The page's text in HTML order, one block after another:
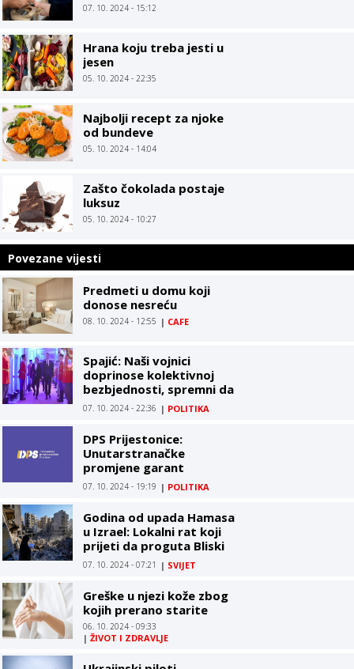
07. 10. 2024 - 15:12
Hrana koju treba jesti u
jesen
05. 10. 2024 - 22:35
Najbolji recept za njoke
od bundeve
05. 10. 2024 - 14:04
Zašto čokolada postaje
luksuz
05. 10. 2024 - 10:27
Povezane vijesti
Predmeti u domu koji
donose nesreću
08. 10. 2024 - 12:55 | CAFE
Spajić: Naši vojnici
doprinose kolektivnoj
bezbjednosti, spremni da
odgovore na izazove koji
se tiču cijelog svijeta
07. 10. 2024 - 22:36 | POLITIKA
DPS Prijestonice:
Unutarstranačke
promjene garant
nastavka rasta rejtinga,
spremni za izazove koji
slijede
07. 10. 2024 - 19:19 | POLITIKA
Godina od upada Hamasa
u Izrael: Lokalni rat koji
prijeti da proguta Bliski
istok
07. 10. 2024 - 07:21 | SVIJET
Greške u njezi kože zbog
kojih prerano starite
06. 10. 2024 - 09:33
| ŽIVOT I ZDRAVLJE